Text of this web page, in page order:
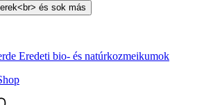
Eredeti bio- és natúrkozmeikumok